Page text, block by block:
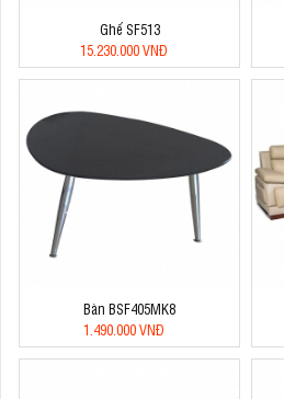
Ghế SF513
15.230.000 VNĐ
Bàn BSF405MK8
1.490.000 VNĐ